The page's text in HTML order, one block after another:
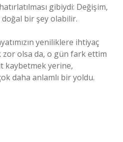
gibiydi: Değişim,
bir şey olabilir.
yeniliklere ihtiyaç
olsa da, o gün fark ettim
kaybetmek yerine,
daha anlamlı bir yoldu.